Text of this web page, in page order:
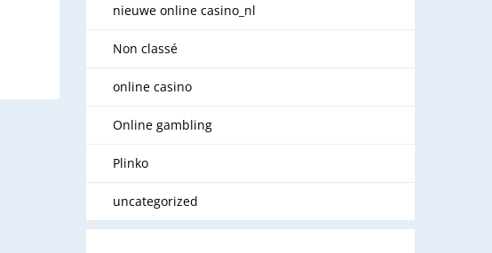
nieuwe online casino_nl
Non classé
online casino
Online gambling
Plinko
uncategorized